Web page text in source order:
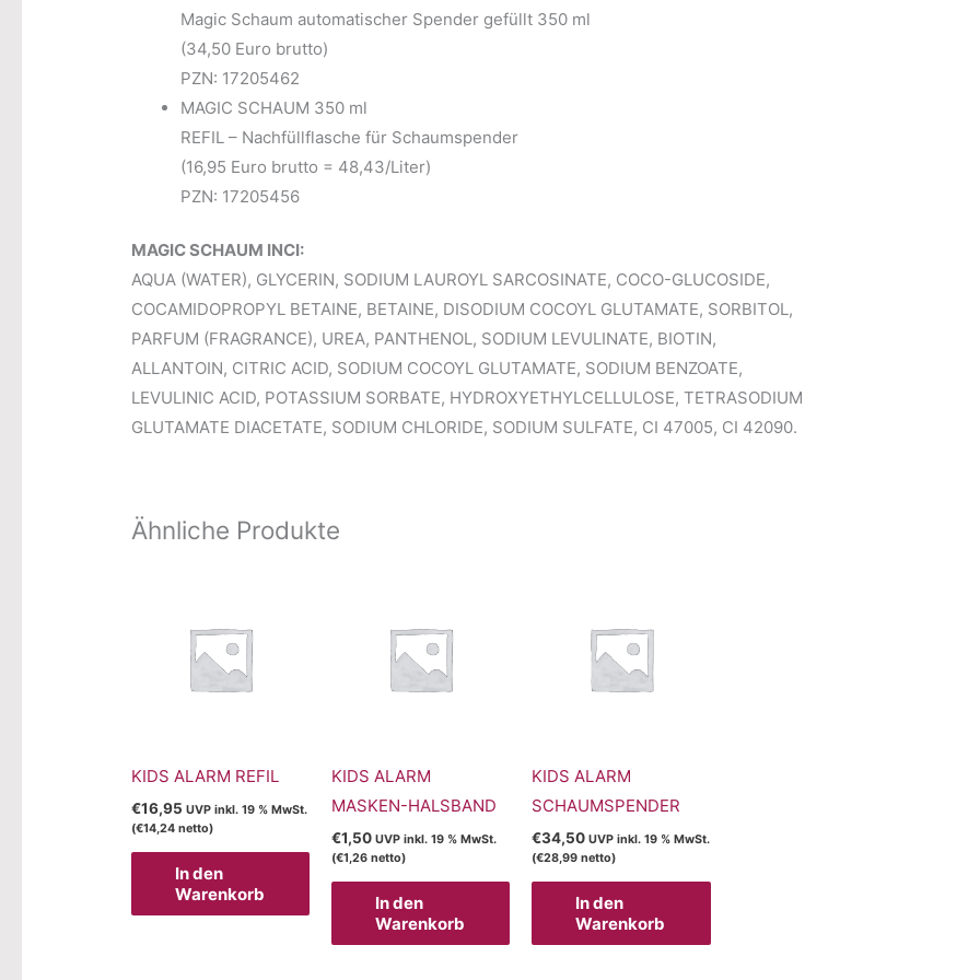
Magic Schaum automatischer Spender gefüllt 350 ml
(34,50 Euro brutto)
PZN: 17205462
MAGIC SCHAUM 350 ml
REFIL – Nachfüllflasche für Schaumspender
(16,95 Euro brutto = 48,43/Liter)
PZN: 17205456
MAGIC SCHAUM INCI:
AQUA (WATER), GLYCERIN, SODIUM LAUROYL SARCOSINATE, COCO-GLUCOSIDE,
COCAMIDOPROPYL BETAINE, BETAINE, DISODIUM COCOYL GLUTAMATE, SORBITOL,
PARFUM (FRAGRANCE), UREA, PANTHENOL, SODIUM LEVULINATE, BIOTIN,
ALLANTOIN, CITRIC ACID, SODIUM COCOYL GLUTAMATE, SODIUM BENZOATE,
LEVULINIC ACID, POTASSIUM SORBATE, HYDROXYETHYLCELLULOSE, TETRASODIUM
GLUTAMATE DIACETATE, SODIUM CHLORIDE, SODIUM SULFATE, CI 47005, CI 42090.
Ähnliche Produkte
KIDS ALARM REFIL
€16,95 UVP inkl. 19 % MwSt.
(€14,24 netto)
In den
Warenkorb
KIDS ALARM
MASKEN-HALSBAND
€1,50 UVP inkl. 19 % MwSt.
(€1,26 netto)
In den
Warenkorb
KIDS ALARM
SCHAUMSPENDER
€34,50 UVP inkl. 19 % MwSt.
(€28,99 netto)
In den
Warenkorb